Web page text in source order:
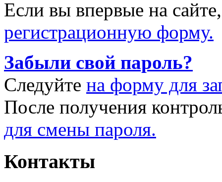
Если вы впервые на
регистрационную форму.
Забыли свой пароль?
Следуйте на форму для
После получения
для смены пароля.
Контакты